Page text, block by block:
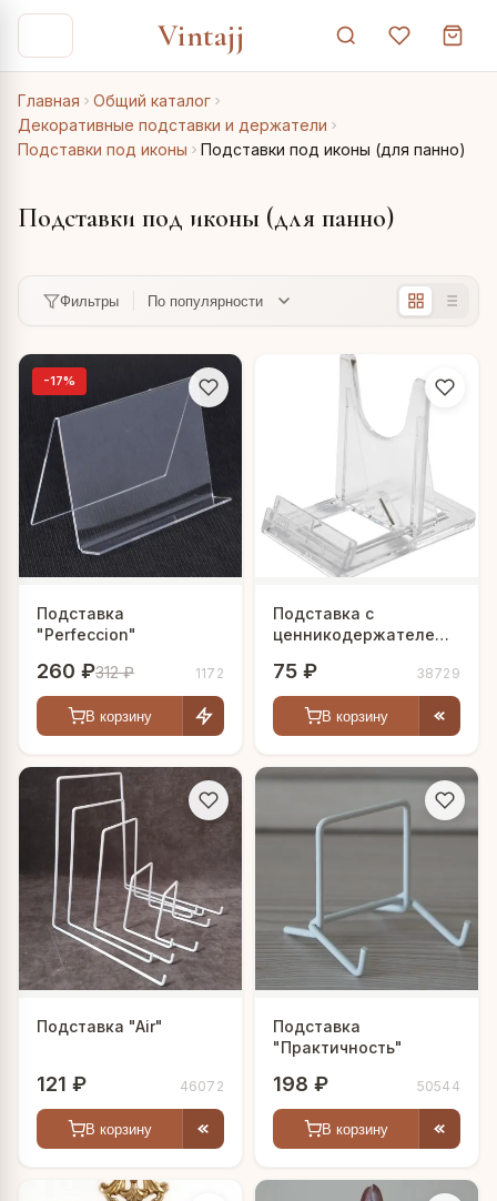
Vintajj
Главная
Общий каталог
Декоративные подставки и держатели
Подставки под иконы
Подставки под иконы (для панно)
Подставки под иконы (для панно)
Фильтры
-17%
Подставка
"Perfeccion"
260 ₽312 ₽ 1172
В корзину
Подставка с
ценникодержателем
75 ₽ 38729
В корзину
Подставка "Air"
121 ₽ 46072
В корзину
Подставка
"Практичность"
198 ₽ 50544
В корзину